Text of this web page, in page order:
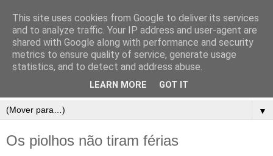
▼
Os piolhos não tiram férias
This site uses cookies from Google to deliver its services
and to analyze traffic. Your IP address and user-agent are
shared with Google along with performance and security
metrics to ensure quality of service, generate usage
statistics, and to detect and address abuse.
LEARN MORE GOT IT